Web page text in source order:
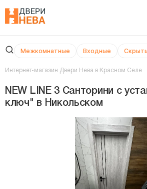
Межкомнатные Входные
Интернет-магазин Двери Нева в Красном Селе
NEW LINE 3 Санторини с
ключ" в Никольском